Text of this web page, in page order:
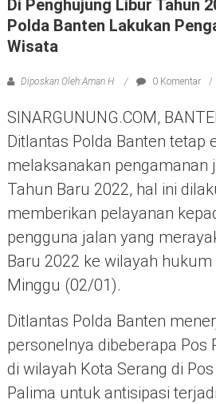
Di Penghujung Libur Tahun
Polda Banten Lakukan
Wisata
Diposkan Oleh:Aman H 0 Komentar
SINARGUNUNG.COM,
Ditlantas Polda Banten tetap
melaksanakan pengamanan
Tahun Baru 2022, hal ini
memberikan pelayanan
pengguna jalan yang
Baru 2022 ke wilayah
Minggu (02/01).
Ditlantas Polda Banten
personelnya dibeberapa Pos
di wilayah Kota Serang di
Palima untuk antisipasi